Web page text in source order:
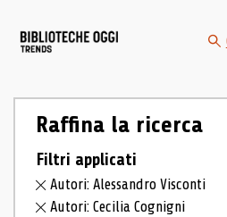
Raffina la ricerca
Filtri applicati
Autori: Alessandro Visconti
Autori: Cecilia Cognigni